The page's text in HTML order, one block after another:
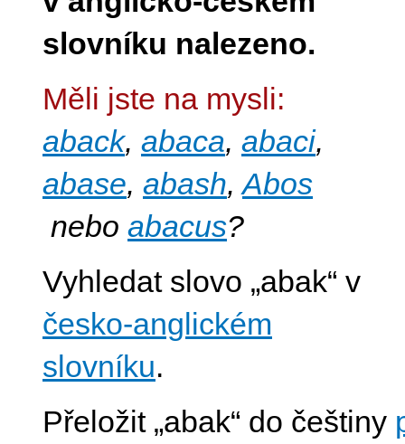
slovníku nalezeno.
Měli jste na mysli:
aback, abaca, abaci,
abase, abash,Abos
nebo abacus?
Vyhledat slovo „abak“ v
česko-anglickém
slovníku.
Přeložit „abak“ do češtiny